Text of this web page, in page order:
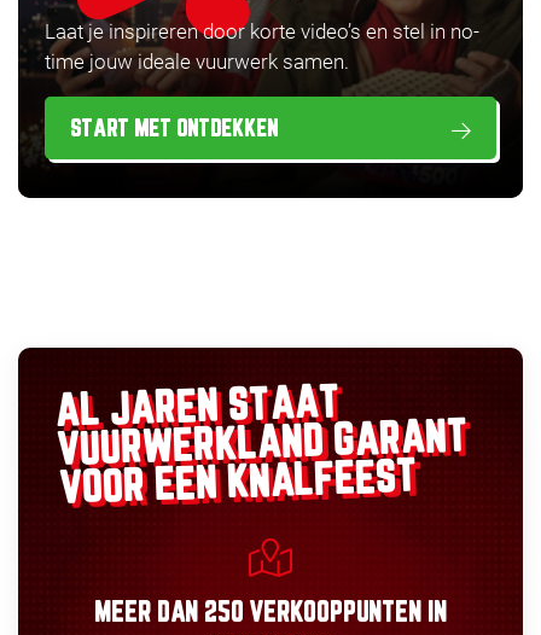
Laat je inspireren door korte video’s en stel in no-
time jouw ideale vuurwerk samen.
START MET ONTDEKKEN
AL JAREN STAAT
VUURWERKLANDGARANT
VOOR EEN KNALFEEST
MEER DAN 250 VERKOOPPUNTEN
IN